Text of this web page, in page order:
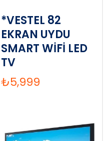
*VESTEL 82
EKRAN UYDU
SMART WİFİ LED
TV
₺5,999